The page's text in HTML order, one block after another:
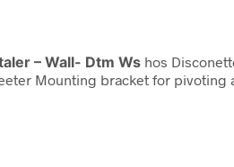
– Wall- Dtm Ws hos
Mounting bracket for pivoting